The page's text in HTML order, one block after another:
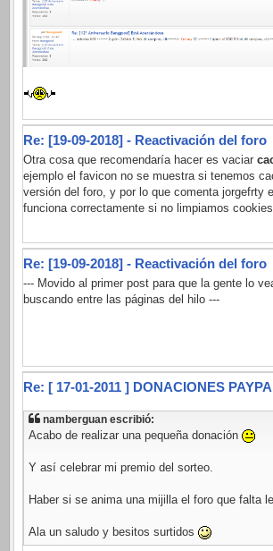
Re: [19-09-2018] - Reactivación del foro
Otra cosa que recomendaría hacer es vaciar
ejemplo el favicon no se muestra si tenemos
versión del foro, y por lo que comenta jorgefrty
funciona correctamente si no limpiamos
Re: [19-09-2018] - Reactivación del foro
--- Movido al primer post para que la gente lo
buscando entre las páginas del hilo ---
Re: [ 17-01-2011 ] DONACIONES
namberguan escribió:
Acabo de realizar una pequeña donación
Y así celebrar mi premio del sorteo.
Haber si se anima una mijilla el foro que falta
Ala un saludo y besitos surtidos